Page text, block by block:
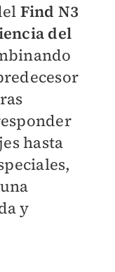
Find N3
del
hasta
y